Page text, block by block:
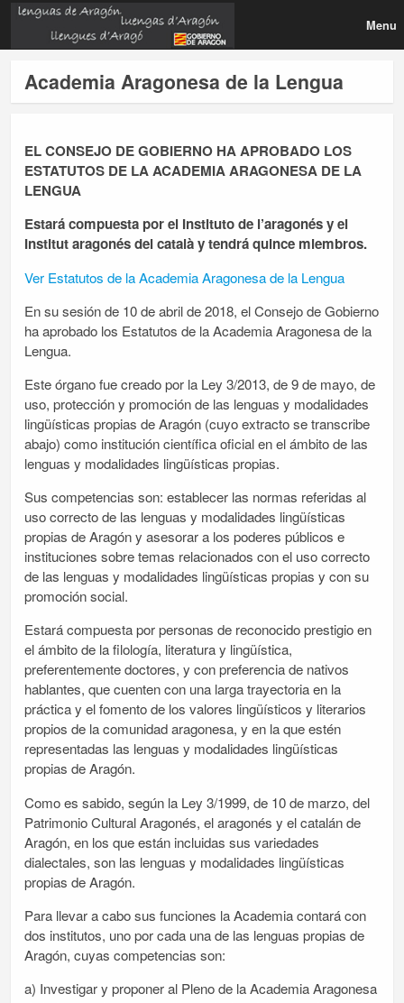
Menu
Academia Aragonesa de la Lengua
EL CONSEJO DE GOBIERNO HA APROBADO LOS
ESTATUTOS DE LA ACADEMIA ARAGONESA DE LA
LENGUA
Estará compuesta por el Instituto de l’aragonés y el
Institut aragonés del català y tendrá quince miembros.
Ver Estatutos de la Academia Aragonesa de la Lengua
En su sesión de 10 de abril de 2018, el Consejo de Gobierno
ha aprobado los Estatutos de la Academia Aragonesa de la
Lengua.
Este órgano fue creado por la Ley 3/2013, de 9 de mayo, de
uso, protección y promoción de las lenguas y modalidades
lingüísticas propias de Aragón (cuyo extracto se transcribe
abajo) como institución científica oficial en el ámbito de las
lenguas y modalidades lingüísticas propias.
Sus competencias son: establecer las normas referidas al
uso correcto de las lenguas y modalidades lingüísticas
propias de Aragón y asesorar a los poderes públicos e
instituciones sobre temas relacionados con el uso correcto
de las lenguas y modalidades lingüísticas propias y con su
promoción social.
Estará compuesta por personas de reconocido prestigio en
el ámbito de la filología, literatura y lingüística,
preferentemente doctores, y con preferencia de nativos
hablantes, que cuenten con una larga trayectoria en la
práctica y el fomento de los valores lingüísticos y literarios
propios de la comunidad aragonesa, y en la que estén
representadas las lenguas y modalidades lingüísticas
propias de Aragón.
Como es sabido, según la Ley 3/1999, de 10 de marzo, del
Patrimonio Cultural Aragonés, el aragonés y el catalán de
Aragón, en los que están incluidas sus variedades
dialectales, son las lenguas y modalidades lingüísticas
propias de Aragón.
Para llevar a cabo sus funciones la Academia contará con
dos institutos, uno por cada una de las lenguas propias de
Aragón, cuyas competencias son:
a) Investigar y proponer al Pleno de la Academia Aragonesa